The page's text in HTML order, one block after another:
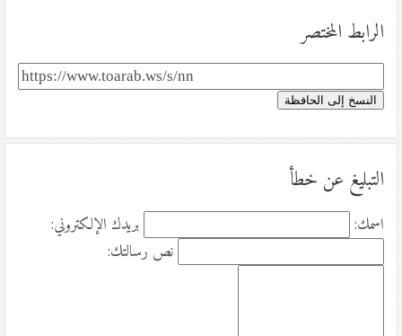
الرابط المختصر
النسخ إلى الحافظة
التبليغ عن خطأ
اسمك:
بريدك الإلكتروني:
نص رسالتك: